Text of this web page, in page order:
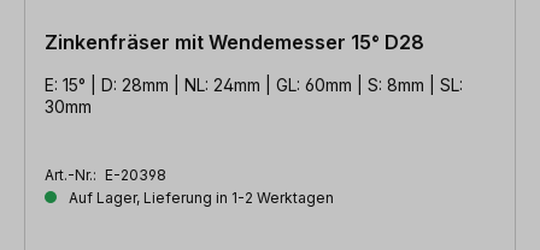
Zinkenfräser mit Wendemesser 15° D28
E: 15° | D: 28mm | NL: 24mm | GL: 60mm | S: 8mm | SL:
30mm
Art.-Nr.: E-20398
Auf Lager, Lieferung in 1-2 Werktagen